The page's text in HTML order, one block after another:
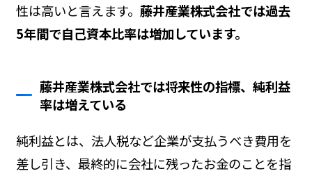
性は高いと言えます。 藤井産業株式会社では過去
5年間で自己資本比率は増加しています。
藤井産業株式会社では将来性の指標、純利益
率は増えている
純利益とは、法人税など企業が支払うべき費用を
差し引き、最終的に会社に残ったお金のことを指